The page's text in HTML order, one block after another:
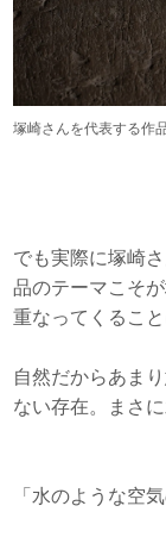
塚崎さんを代表する作
でも実際に塚崎
品のテーマこそ
重なってくるこ
自然だからあま
ない存在。まさ
「水のような空